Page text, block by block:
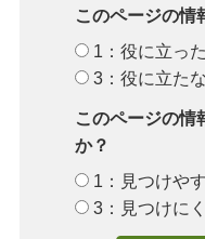
このページの情
1：役に立った
3：役に立た
このページの情
か？
1：見つけや
3：見つけに